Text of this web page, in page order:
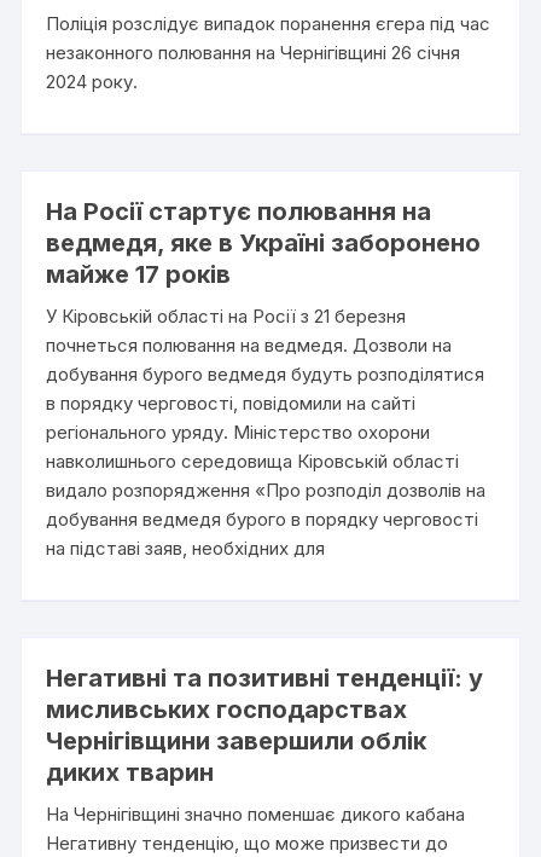
Поліція розслідує випадок поранення єгера під час
незаконного полювання на Чернігівщині 26 січня
2024 року.
На Росії стартує полювання на
ведмедя, яке в Україні заборонено
майже 17 років
У Кіровській області на Росії з 21 березня
почнеться полювання на ведмедя. Дозволи на
добування бурого ведмедя будуть розподілятися
в порядку черговості, повідомили на сайті
регіонального уряду. Міністерство охорони
навколишнього середовища Кіровській області
видало розпорядження «Про розподіл дозволів на
добування ведмедя бурого в порядку черговості
на підставі заяв, необхідних для
Негативні та позитивні тенденції: у
мисливських господарствах
Чернігівщини завершили облік
диких тварин
На Чернігівщині значно поменшає дикого кабана
Негативну тенденцію, що може призвести до